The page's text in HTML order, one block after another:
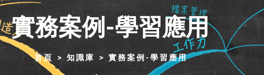
實務案例-學習應用
首頁 知識庫 實務案例-學習應用